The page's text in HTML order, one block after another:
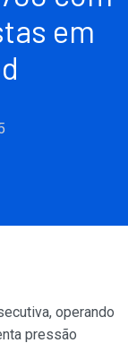
em
operando
pressão